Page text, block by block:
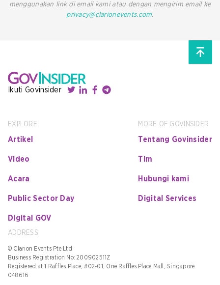
menggunakan link di email kami atau dengan mengirim email ke
privacy@clarionevents.com.
Ikuti Govinsider
EXPLORE
Artikel
Video
Acara
Public Sector Day
Digital GOV
MORE OF GOVINSIDER
Tentang Govinsider
Tim
Hubungi kami
Digital Services
ADDRESS
© Clarion Events Pte Ltd
Business Registration No: 200902511Z
Registered at 1 Raffles Place, #02-01, One Raffles Place Mall, Singapore
048616